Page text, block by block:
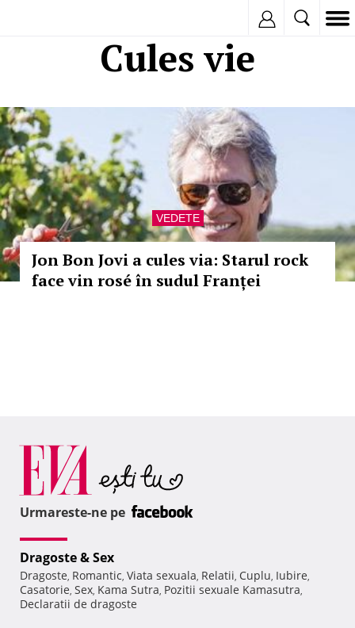
Cules vie
VEDETE
Jon Bon Jovi a cules via: Starul rock
face vin rosé în sudul Franței
Urmareste-ne pe
Dragoste & Sex
Dragoste, Romantic, Viata sexuala, Relatii, Cuplu, Iubire,
Casatorie, Sex, Kama Sutra, Pozitii sexuale Kamasutra,
Declaratii de dragoste